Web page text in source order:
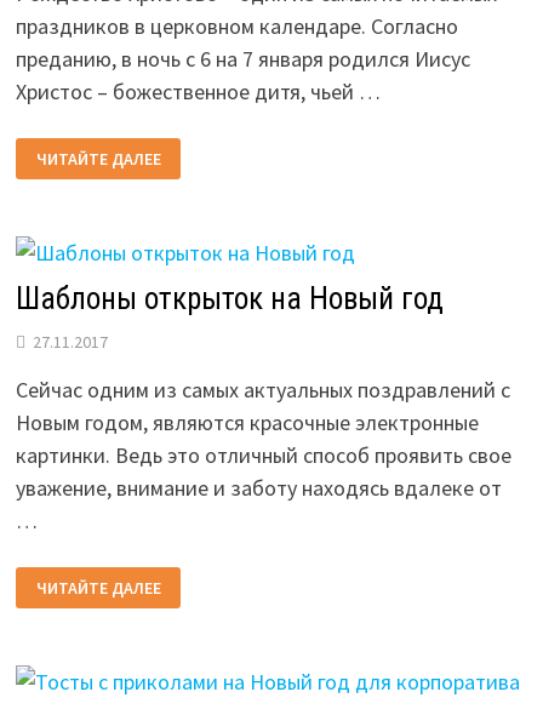
праздников в церковном календаре. Согласно
преданию, в ночь с 6 на 7 января родился Иисус
Христос – божественное дитя, чьей …
РОЖДЕСТВЕНСКИЕ
КОЛЯДКИ
2026
ЧИТАЙТЕ ДАЛЕЕ
Шаблоны открыток на Новый год
27.11.2017
Сейчас одним из самых актуальных поздравлений с
Новым годом, являются красочные электронные
картинки. Ведь это отличный способ проявить свое
уважение, внимание и заботу находясь вдалеке от
…
ШАБЛОНЫ
ОТКРЫТОК
НА
ЧИТАЙТЕ ДАЛЕЕ